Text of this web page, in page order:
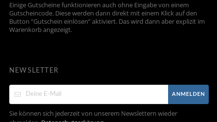
Einige Gutscheine funktionieren auch ohne Eingabe von einem
Gutscheincode. Diese werden dann direkt mit einem Klick auf den
Button “Gutschein einlösen” aktiviert. Das wird dann aber explizit im
Warenkorb angezeigt.
NEWSLETTER
ANMELDEN
Sie können sich jederzeit von unserem Newslettern wieder